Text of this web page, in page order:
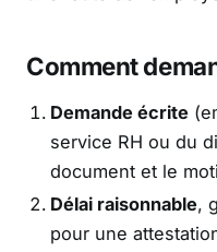
Comment
Demande écrite
service RH ou du
document et le
Délai raisonnable,
pour une